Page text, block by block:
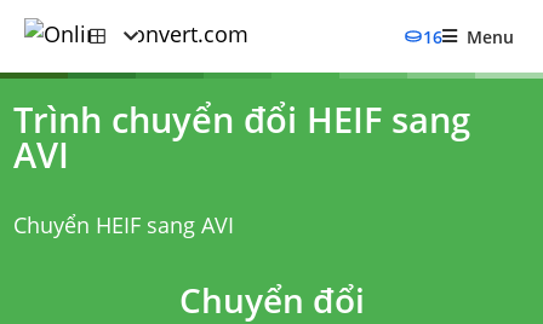
16 Menu
Trình chuyển đổi HEIF sang
AVI
Chuyển HEIF sang AVI
Chuyển đổi